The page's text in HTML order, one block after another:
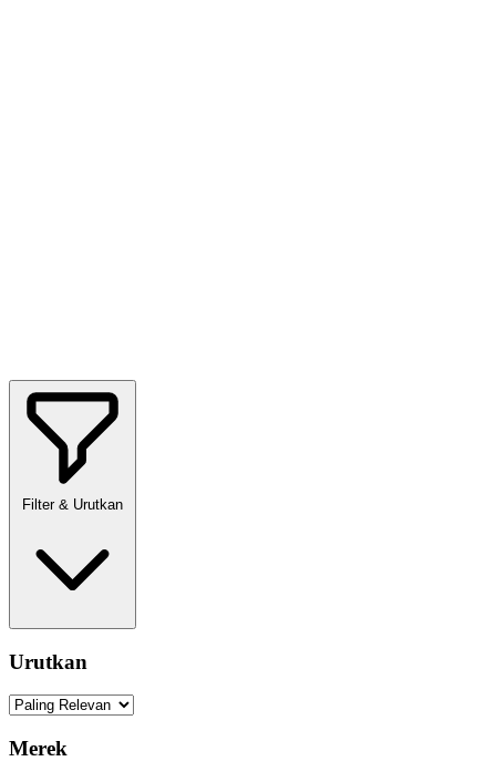
Filter & Urutkan
Urutkan
Merek